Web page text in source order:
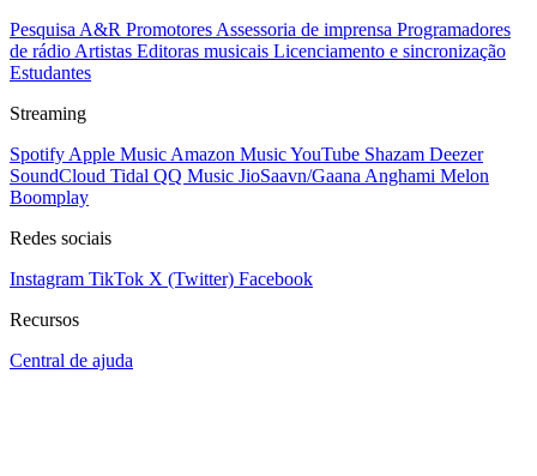
Pesquisa A&R Promotores Assessoria de imprensa Programadores
de rádio Artistas Editoras musicais Licenciamento e sincronização
Estudantes
Streaming
Spotify Apple Music Amazon MusicYouTube Shazam Deezer
SoundCloud Tidal QQ Music JioSaavn/Gaana Anghami Melon
Boomplay
Redes sociais
Instagram TikTok X (Twitter) Facebook
Recursos
Central de ajuda